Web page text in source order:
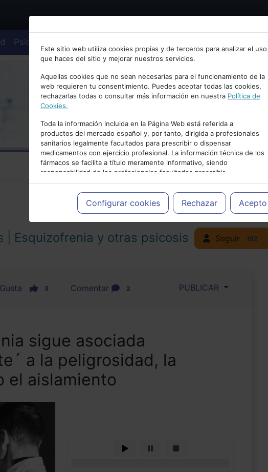
Bienvenid@ a psiquiatria.com
Escribe tu Email
Accede o regístrate con tu email.
Cancelar
Psiquiatría
Este sitio web utiliza cookies propias y de terceros para analizar el uso
que haces del sitio y mejorar nuestros servicios.
Aquellas cookies que no sean necesarias para el funcionamiento de la
web requieren tu consentimiento. Puedes aceptar todas las cookies,
rechazarlas todas o consultar más información en nuestra Política de
Cookies.
Toda la información incluida en la Página Web está referida a
productos del mercado español y, por tanto, dirigida a profesionales
sanitarios legalmente facultados para prescribir o dispensar
medicamentos con ejercicio profesional. La información técnica de los
fármacos se facilita a título meramente informativo, siendo
responsabilidad de los profesionales facultados prescribir
medicamentos y decidir, en cada caso concreto, el tratamiento más
adecuado a las necesidades del paciente.
Configurar cookies Rechazar Acepto
PUBLICIDAD
Esquizofrenia y otras psicosis Seguir 192
Gusta 3 Comentar 2 PUBLICAR
sigue asociada
a la peligrosidad, la
el aislamiento